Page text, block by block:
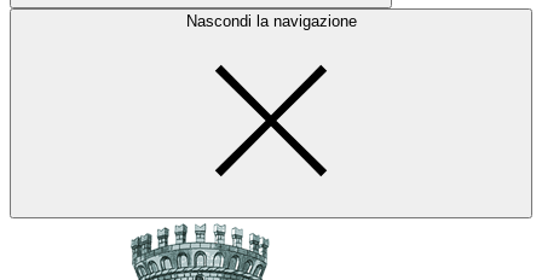
Nascondi la navigazione